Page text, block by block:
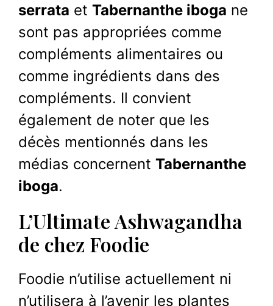
serrata et Tabernanthe iboga ne
sont pas appropriées comme
compléments alimentaires ou
comme ingrédients dans des
compléments. Il convient
également de noter que les
décès mentionnés dans les
médias concernent Tabernanthe
iboga.
L’Ultimate Ashwagandha
de chez Foodie
Foodie n’utilise actuellement ni
n’utilisera à l’avenir les plantes